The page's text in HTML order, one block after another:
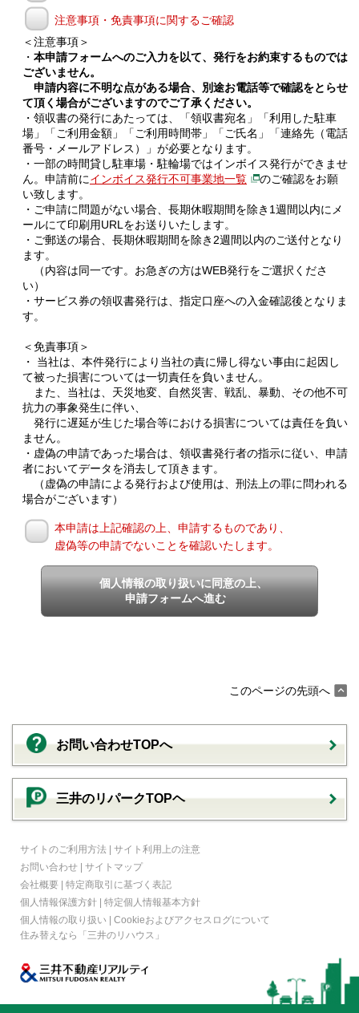
注意事項・免責事項に関するご確認
＜注意事項＞
・ 本申請フォームへのご入力を以て、発行をお約束するものでは
ございません。
申請内容に不明な点がある場合、別途お電話等で確認をとらせ
て頂く場合がございますのでご了承ください。
・領収書の発行にあたっては、「領収書宛名」「利用した駐車
場」「ご利用金額」「ご利用時間帯」「ご氏名」「連絡先（電話
番号・メールアドレス）」が必要となります。
・一部の時間貸し駐車場・駐輪場ではインボイス発行ができませ
ん。申請前にインボイス発行不可事業地一覧
のご確認をお願
い致します。
・ご申請に問題がない場合、長期休暇期間を除き1週間以内にメ
ールにて印刷用URLをお送りいたします。
・ご郵送の場合、長期休暇期間を除き2週間以内のご送付となり
ます。
（内容は同一です。お急ぎの方はWEB発行をご選択くださ
い）
・サービス券の領収書発行は、指定口座への入金確認後となりま
す。
＜免責事項＞
・ 当社は、本件発行により当社の責に帰し得ない事由に起因し
て被った損害については一切責任を負いません。
また、当社は、天災地変、自然災害、戦乱、暴動、その他不可
抗力の事象発生に伴い、
発行に遅延が生じた場合等における損害については責任を負い
ません。
・虚偽の申請であった場合は、領収書発行者の指示に従い、申請
者においてデータを消去して頂きます。
（虚偽の申請による発行および使用は、刑法上の罪に問われる
場合がございます）
本申請は上記確認の上、申請するものであり、
虚偽等の申請でないことを確認いたします。
個人情報の取り扱いに同意の上、
申請フォームへ進む
このページの先頭へ
お問い合わせTOPへ
三井のリパークTOPヘ
サイトのご利用方法 | サイト利用上の注意
お問い合わせ | サイトマップ
会社概要 | 特定商取引に基づく表記
個人情報保護方針 | 特定個人情報基本方針
個人情報の取り扱い | Cookieおよびアクセスログについて
住み替えなら
「三井のリハウス」